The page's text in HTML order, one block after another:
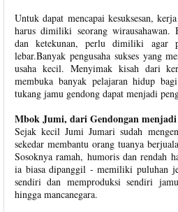
Untuk dapat mencapai kesuksesan,
harus dimiliki seorang wirausahawan.
dan ketekunan, perlu dimiliki agar
lebar.Banyak pengusaha sukses yang
usaha kecil. Menyimak kisah dari
membuka banyak pelajaran hidup
tukang jamu gendong dapat menjadi
Mbok Jumi, dari Gendongan menjadi
Sejak kecil Jumi Jumari sudah
sekedar membantu orang tuanya
Sosoknya ramah, humoris dan
ia biasa dipanggil - memiliki puluhan
sendiri dan memproduksi sendiri
hingga mancanegara.